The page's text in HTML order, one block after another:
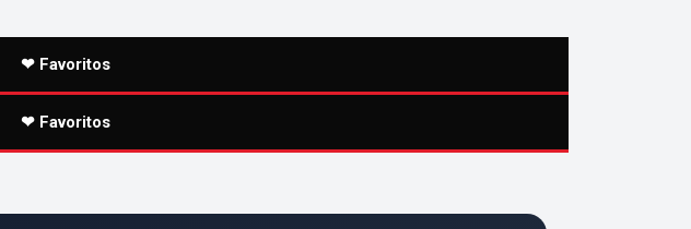
❤ Favoritos
❤ Favoritos